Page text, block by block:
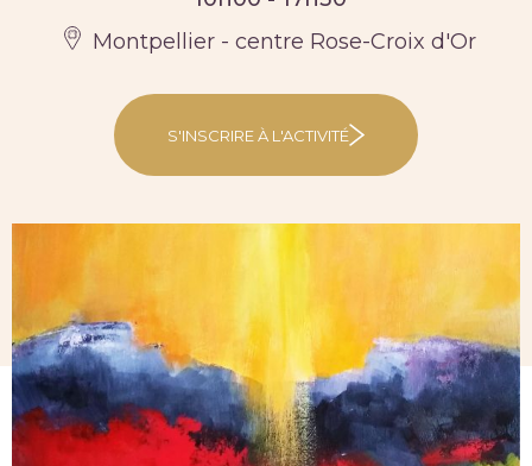
Montpellier - centre Rose-Croix d'Or
S'INSCRIRE À L'ACTIVITÉ